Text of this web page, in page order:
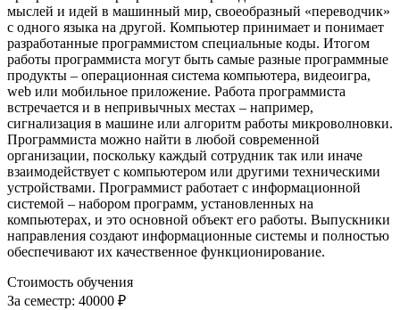
мыслей и идей в машинный мир, своеобразный «переводчик»
с одного языка на другой. Компьютер принимает и понимает
разработанные программистом специальные коды. Итогом
работы программиста могут быть самые разные программные
продукты – операционная система компьютера, видеоигра,
web или мобильное приложение. Работа программиста
встречается и в непривычных местах – например,
сигнализация в машине или алгоритм работы микроволновки.
Программиста можно найти в любой современной
организации, поскольку каждый сотрудник так или иначе
взаимодействует с компьютером или другими техническими
устройствами. Программист работает с информационной
системой – набором программ, установленных на
компьютерах, и это основной объект его работы. Выпускники
направления создают информационные системы и полностью
обеспечивают их качественное функционирование.
Стоимость обучения
За семестр: 40000 ₽